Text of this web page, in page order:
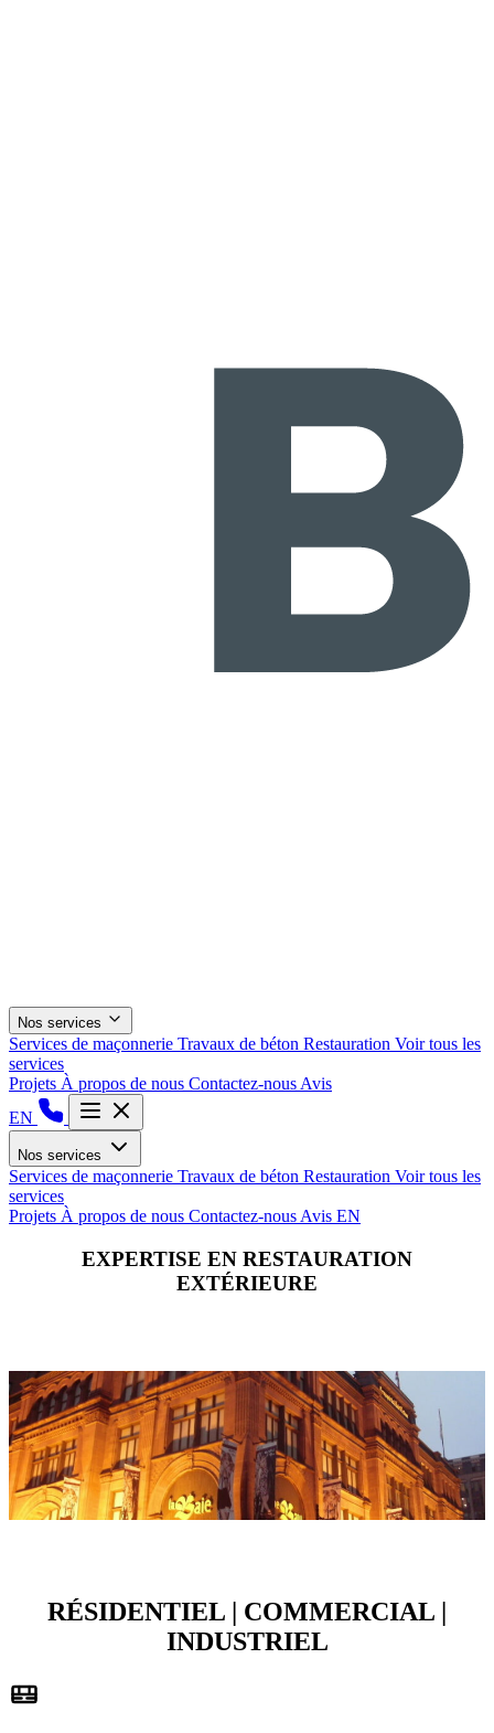
Nos services
Services de maçonnerie Travaux de béton Restauration Voir tous les
services
Projets À propos de nous Contactez-nous Avis
EN
Nos services
Services de maçonnerie Travaux de béton Restauration Voir tous les
services
Projets À propos de nous Contactez-nous Avis EN
EXPERTISE EN RESTAURATION
EXTÉRIEURE
RÉSIDENTIEL | COMMERCIAL |
INDUSTRIEL